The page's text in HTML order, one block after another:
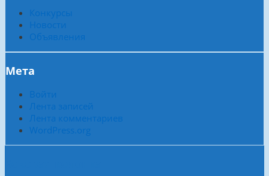
Конкурсы
Новости
Объявления
Мета
Войти
Лента записей
Лента комментариев
WordPress.org